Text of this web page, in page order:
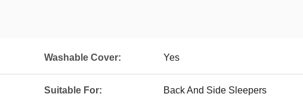
Washable Cover: Yes
Suitable For: Back And Side Sleepers